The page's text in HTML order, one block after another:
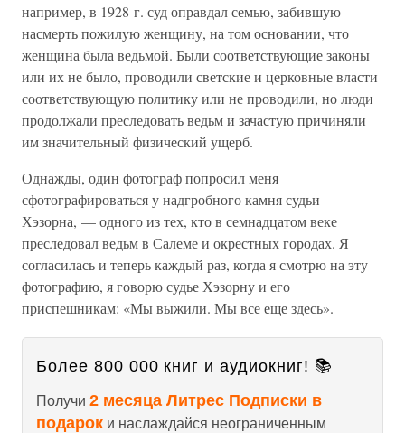
например, в 1928 г. суд оправдал семью, забившую
насмерть пожилую женщину, на том основании, что
женщина была ведьмой. Были соответствующие законы
или их не было, проводили светские и церковные власти
соответствующую политику или не проводили, но люди
продолжали преследовать ведьм и зачастую причиняли
им значительный физический ущерб.
Однажды, один фотограф попросил меня
сфотографироваться у надгробного камня судьи
Хэзорна, — одного из тех, кто в семнадцатом веке
преследовал ведьм в Салеме и окрестных городах. Я
согласилась и теперь каждый раз, когда я смотрю на эту
фотографию, я говорю судье Хэзорну и его
приспешникам: «Мы выжили. Мы все еще здесь».
Более 800 000 книг и аудиокниг! 📚
Получи 2 месяца Литрес Подписки в
подарок и наслаждайся неограниченным